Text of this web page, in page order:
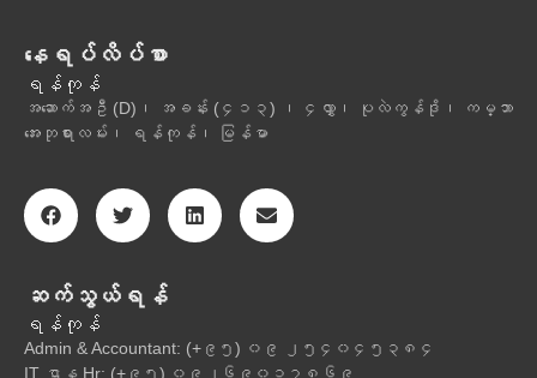
နေရပ်လိပ်စာ
ရန်ကုန်
အဆောက်အဦ (D)၊ အခန်း (၄၁၃) ၊ ၄လွှာ၊ ပုလဲကွန်ဒို၊ ကမ္ဘာ
အေးဘုရားလမ်း၊ ရန်ကုန်၊ မြန်မာ
ဆက်သွယ်ရန်
ရန်ကုန်
Admin & Accountant: (+၉၅) ၀၉ ၂၅၄၀၄၅၃၈၄
IT ဌာန Hr: (+၉၅) ၀၉၂၆၉၀၁၇၈၆၉